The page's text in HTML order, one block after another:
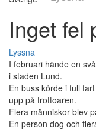
Inget fel
Lyssna
I februari hände en
i staden Lund.
En buss körde i full fart
upp på trottoaren.
Flera människor blev
En person dog och